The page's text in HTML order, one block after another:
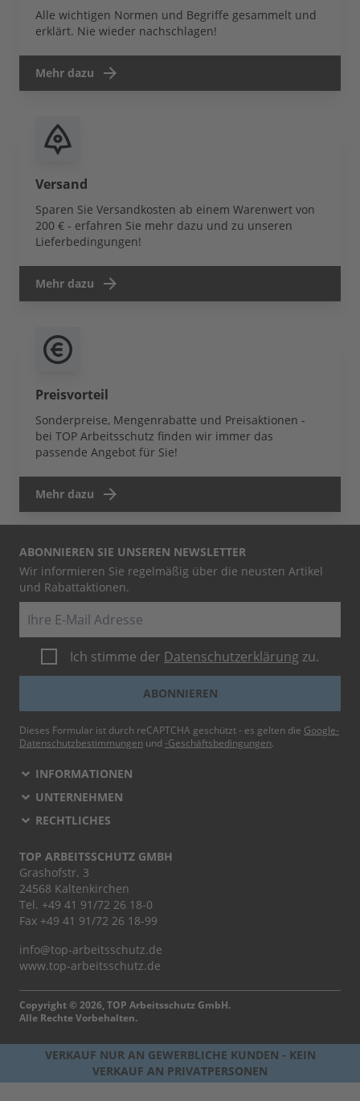
Alle wichtigen Normen und Begriffe gesammelt und
erklärt. Nie wieder nachschlagen!
Mehr dazu
Versand
Sparen Sie Versandkosten ab einem Warenwert von
200 € - erfahren Sie mehr dazu und zu unseren
Lieferbedingungen!
Mehr dazu
Preisvorteil
Sonderpreise, Mengenrabatte und Preisaktionen -
bei TOP Arbeitsschutz finden wir immer das
passende Angebot für Sie!
Mehr dazu
ABONNIEREN SIE UNSEREN NEWSLETTER
Wir informieren Sie regelmäßig über die neusten Artikel
und Rabattaktionen.
Ich stimme der Datenschutzerklärung zu.
ABONNIEREN
Dieses Formular ist durch reCAPTCHA geschützt - es gelten die Google-
Datenschutzbestimmungen und -Geschäftsbedingungen.
INFORMATIONEN
UNTERNEHMEN
RECHTLICHES
TOP ARBEITSSCHUTZ GMBH
Grashofstr. 3
24568 Kaltenkirchen
Tel. +49 41 91/72 26 18-0
Fax +49 41 91/72 26 18-99
info@top-arbeitsschutz.de
www.top-arbeitsschutz.de
Copyright © 2026, TOP Arbeitsschutz GmbH.
Alle Rechte Vorbehalten.
VERKAUF NUR AN GEWERBLICHE KUNDEN - KEIN
VERKAUF AN PRIVATPERSONEN